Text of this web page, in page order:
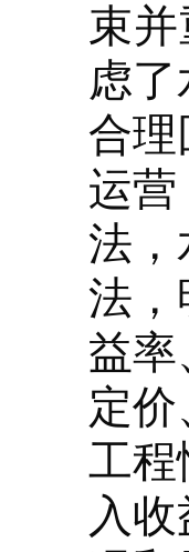
束
虑
合理
运营
法，
法，
益率
定
工程
入